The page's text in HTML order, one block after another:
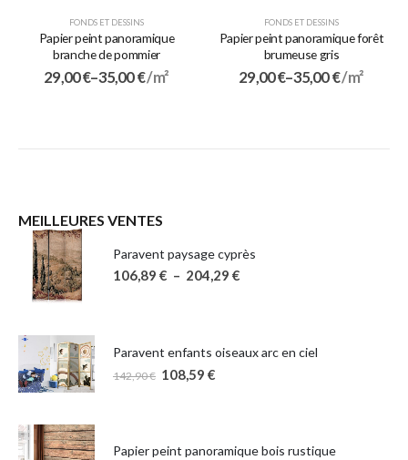
FONDS ET DESSINS
Papier peint panoramique
branche de pommier
29,00€–35,00€/ m²
FONDS ET DESSINS
Papier peint panoramique forêt
brumeuse gris
29,00€–35,00€/ m²
MEILLEURES VENTES
Paravent paysage cyprès
106,89 € – 204,29 €
Paravent enfants oiseaux arc en ciel
142,90€ 108,59 €
Papier peint panoramique bois rustique